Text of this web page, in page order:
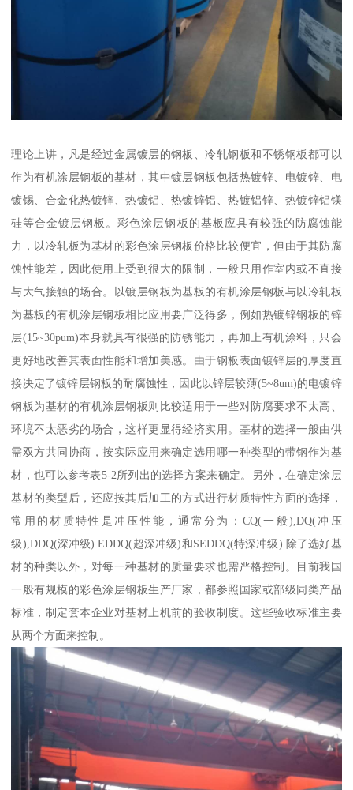
理论上讲，凡是经过金属镀层的钢板、冷轧钢板和不锈钢板都可以
作为有机涂层钢板的基材，其中镀层钢板包括热镀锌、电镀锌、电
镀锡、合金化热镀锌、热镀铝、热镀锌铝、热镀铝锌、热镀锌铝镁
硅等合金镀层钢板。彩色涂层钢板的基板应具有较强的防腐蚀能
力，以冷轧板为基材的彩色涂层钢板价格比较便宜，但由于其防腐
蚀性能差，因此使用上受到很大的限制，一般只用作室内或不直接
与大气接触的场合。以镀层钢板为基板的有机涂层钢板与以冷轧板
为基板的有机涂层钢板相比应用要广泛得多，例如热镀锌钢板的锌
层(15~30pum)本身就具有很强的防锈能力，再加上有机涂料，只会
更好地改善其表面性能和增加美感。由于钢板表面镀锌层的厚度直
接决定了镀锌层钢板的耐腐蚀性，因此以锌层较薄(5~8um)的电镀锌
钢板为基材的有机涂层钢板则比较适用于一些对防腐要求不太高、
环境不太恶劣的场合，这样更显得经济实用。基材的选择一般由供
需双方共同协商，按实际应用来确定选用哪一种类型的带钢作为基
材，也可以参考表5-2所列出的选择方案来确定。另外，在确定涂层
基材的类型后，还应按其后加工的方式进行材质特性方面的选择，
常用的材质特性是冲压性能，通常分为：CQ(一般),DQ(冲压
级),DDQ(深冲级).EDDQ(超深冲级)和SEDDQ(特深冲级).除了选好基
材的种类以外，对每一种基材的质量要求也需严格控制。目前我国
一般有规模的彩色涂层钢板生产厂家，都参照国家或部级同类产品
标准，制定套本企业对基材上机前的验收制度。这些验收标准主要
从两个方面来控制。